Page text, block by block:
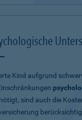
Kind aufgrund
sind auch die